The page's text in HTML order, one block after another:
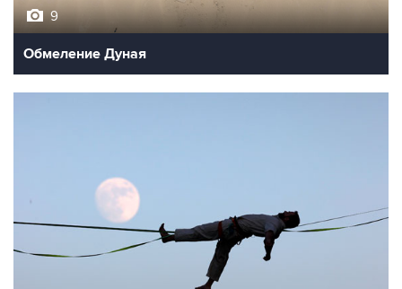
Обмеление Дуная